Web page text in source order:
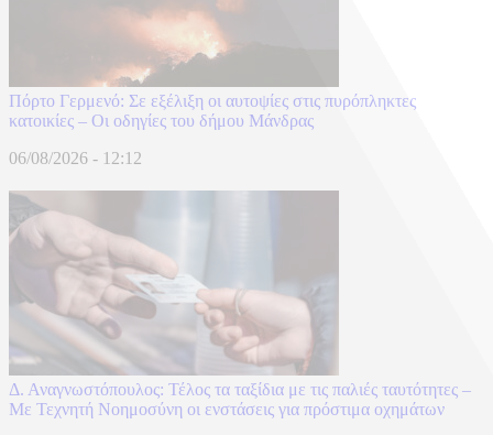
Πόρτο Γερμενό: Σε εξέλιξη οι αυτοψίες στις πυρόπληκτες
κατοικίες – Οι οδηγίες του δήμου Μάνδρας
06/08/2026 - 12:12
Δ. Αναγνωστόπουλος: Τέλος τα ταξίδια με τις παλιές ταυτότητες –
Με Τεχνητή Νοημοσύνη οι ενστάσεις για πρόστιμα οχημάτων